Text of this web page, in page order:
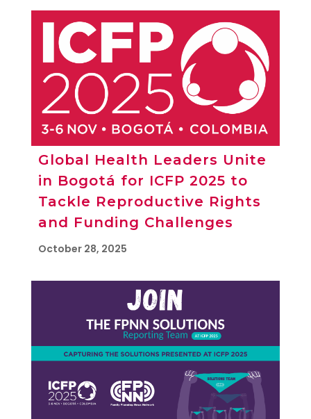
Global Health Leaders Unite
in Bogotá for ICFP 2025 to
Tackle Reproductive Rights
and Funding Challenges
October 28, 2025